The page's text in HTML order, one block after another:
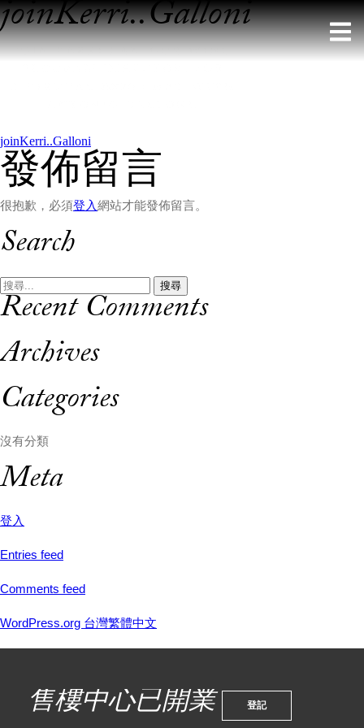
Skip
to
content
joinKerri..Galloni
文
章
導
覽
joinKerri..Galloni
發佈留言
很抱歉，必須登入網站才能發佈留言。
Search
搜
尋:
Recent Comments
Archives
Categories
沒有分類
Meta
登入
Entries feed
Comments feed
WordPress.org 台灣繁體中文
售樓中心已開業 登記